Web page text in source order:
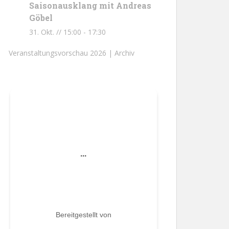
Saisonausklang mit Andreas
Göbel
31. Okt. // 15:00 - 17:30
Veranstaltungsvorschau 2026 | Archiv